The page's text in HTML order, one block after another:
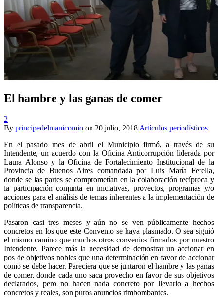
El hambre y las ganas de comer
2
By principedelmanicomio on 20 julio, 2018 Artículos periodísticos
En el pasado mes de abril el Municipio firmó, a través de su
Intendente, un acuerdo con la Oficina Anticorrupción liderada por
Laura Alonso y la Oficina de Fortalecimiento Institucional de la
Provincia de Buenos Aires comandada por Luis María Ferella,
donde se las partes se comprometían en la colaboración recíproca y
la participación conjunta en iniciativas, proyectos, programas y/o
acciones para el análisis de temas inherentes a la implementación de
políticas de transparencia.
Pasaron casi tres meses y aún no se ven públicamente hechos
concretos en los que este Convenio se haya plasmado. O sea siguió
el mismo camino que muchos otros convenios firmados por nuestro
Intendente. Parece más la necesidad de demostrar un accionar en
pos de objetivos nobles que una determinación en favor de accionar
como se debe hacer. Pareciera que se juntaron el hambre y las ganas
de comer, donde cada uno saca provecho en favor de sus objetivos
declarados, pero no hacen nada concreto por llevarlo a hechos
concretos y reales, son puros anuncios rimbombantes.